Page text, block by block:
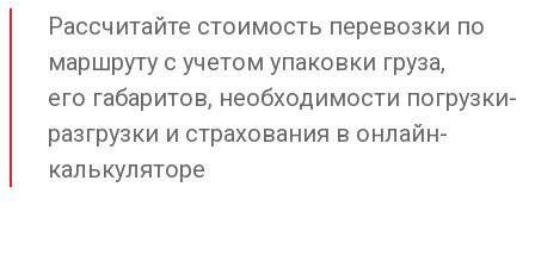
Рассчитайте стоимость перевозки по
маршруту с учетом упаковки груза,
его габаритов, необходимости погрузки-
разгрузки и страхования в онлайн-
калькуляторе